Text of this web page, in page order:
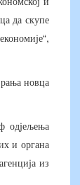
да скупе
економије“,
новца
одјељења
и органа
агенција из